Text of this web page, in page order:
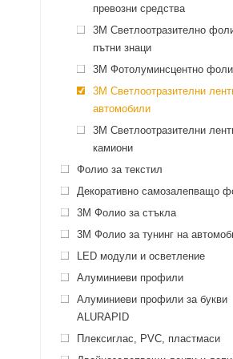
превозни средства
3M Светлоотразително
пътни знаци
3M Фотолуминсцентно
3М Светлоотразителни
автомобили
3М Светлоотразителни
камиони
Фолио за текстил
Декоративно самозалепващо
3M Фолио за стъкла
3M Фолио за тунинг на
LED модули и осветление
Алуминиеви профили
Алуминиеви профили за букви
ALURAPID
Плексиглас, PVC, пластмаси